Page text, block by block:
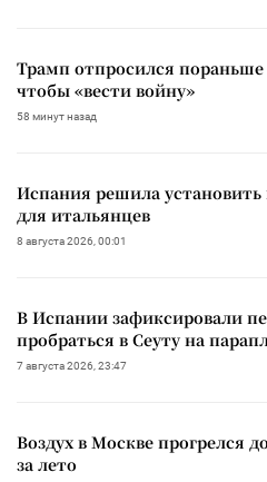
Трамп отпросился пораньше
чтобы «вести войну»
58 минут назад
Испания решила
для итальянцев
8 августа 2026, 00:01
В Испании зафиксировали
пробраться в Сеуту на
7 августа 2026, 23:47
Воздух в Москве прогрелся
за лето